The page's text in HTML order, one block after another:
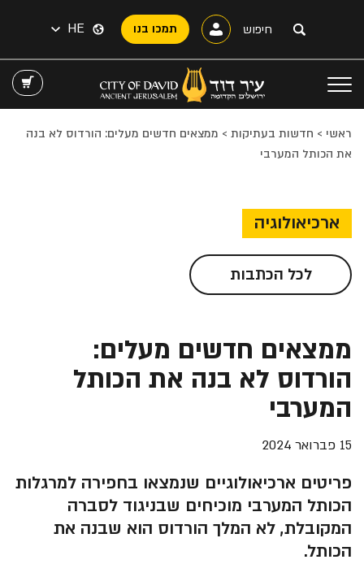
תמכו בנו HE
ראשי > חדשות בעתיקות > ממצאים חדשים מעלים: הורדוס לא בנה
את הכותל המערבי
ארכיאולוגיה
לכל הכתבות
ממצאים חדשים מעלים:
הורדוס לא בנה את הכותל
המערבי
15 פברואר 2024
פריטים ארכיאולוגיים שנמצאו בחפירה למרגלות
הכותל המערבי מוכיחים שבניגוד לסברה
המקובלת, לא המלך הורדוס הוא שבנה את
הכותל.